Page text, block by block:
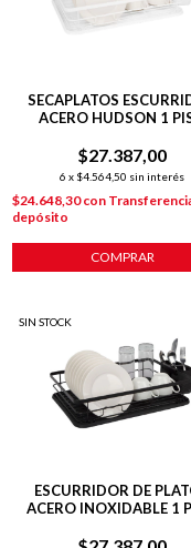
SECAPLATOS
ACERO HUDSON 1
BLANCO SP09
$27.387,00
6 x $4.564,50 sin interés
$24.648,30con
depósito
COMPRAR
SIN STOCK
ESCURRIDOR DE
ACERO INOXIDABLE 1